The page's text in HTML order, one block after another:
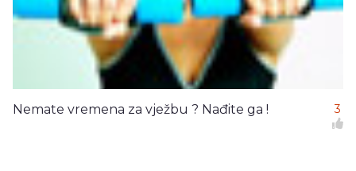
Nemate vremena za vježbu ? Nađite ga ! 3